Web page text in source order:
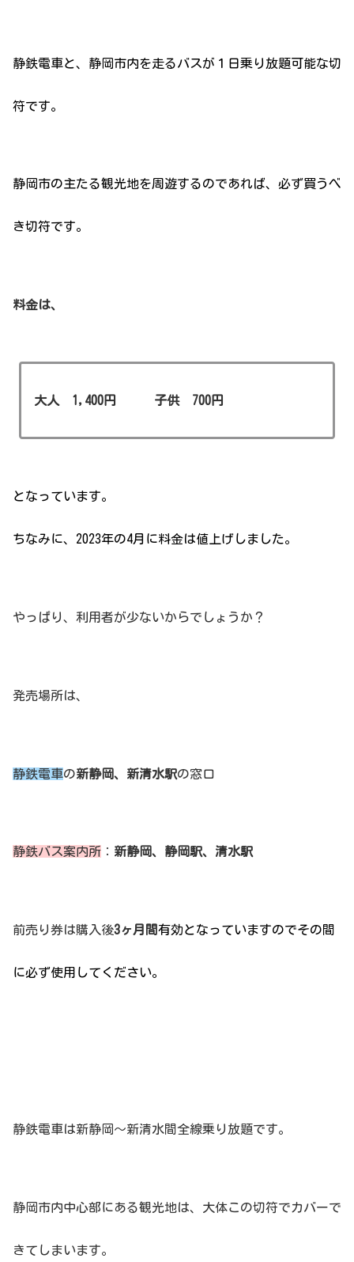
静鉄電車と、静岡市内を走るバスが１日乗り放題可能な切
符です。
静岡市の主たる観光地を周遊するのであれば、必ず買うべ
き切符です。
料金は、
大人 1,400円 子供 700円
となっています。
ちなみに、2023年の4月に料金は値上げしました。
やっぱり、利用者が少ないからでしょうか？
発売場所は、
静鉄電車の新静岡、新清水駅の窓口
静鉄バス案内所 ： 新静岡、静岡駅、清水駅
前売り券は購入後3ヶ月間有効となっていますのでその間
に必ず使用してください。
静鉄電車は新静岡〜新清水間全線乗り放題です。
静岡市内中心部にある観光地は、大体この切符でカバーで
きてしまいます。